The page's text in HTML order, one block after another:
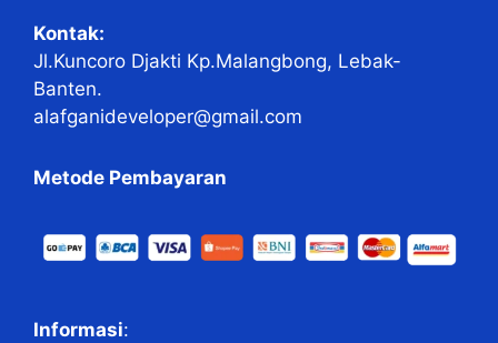
Kontak:
Jl.Kuncoro Djakti Kp.Malangbong, Lebak-
Banten.
alafganideveloper@gmail.com
Metode Pembayaran
Informasi: